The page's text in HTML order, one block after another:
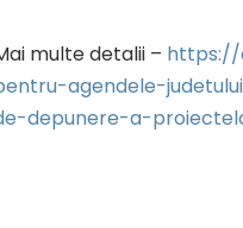
multe detalii – https://
agendele-
depunere-a-